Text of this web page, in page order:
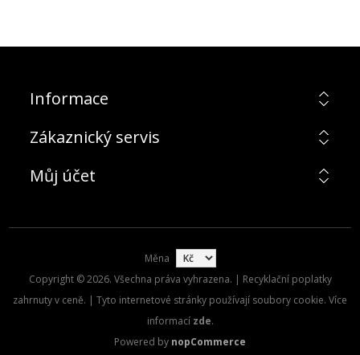
Informace
Zákaznický servis
Můj účet
Měna
Copyright © 2026. Všechna práva vyhrazena. | Recyklační poplatky
zahrnuty v ceně. | Tyto internetové stránky používají soubory cookie. Více
informací zde.
Powered by nopCommerce